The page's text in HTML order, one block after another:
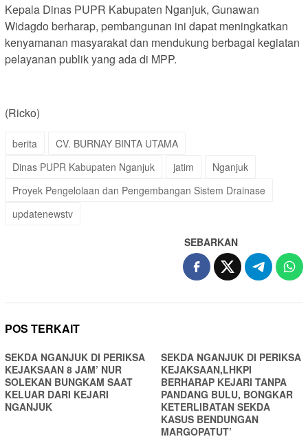
Kepala Dinas PUPR Kabupaten Nganjuk, Gunawan
Widagdo berharap, pembangunan ini dapat meningkatkan
kenyamanan masyarakat dan mendukung berbagai kegiatan
pelayanan publik yang ada di MPP.
(Ricko)
berita
CV. BURNAY BINTA UTAMA
Dinas PUPR Kabupaten Nganjuk
jatim
Nganjuk
Proyek Pengelolaan dan Pengembangan Sistem Drainase
updatenewstv
SEBARKAN
POS TERKAIT
SEKDA NGANJUK DI PERIKSA
KEJAKSAAN 8 JAM’ NUR
SOLEKAN BUNGKAM SAAT
KELUAR DARI KEJARI
NGANJUK
SEKDA NGANJUK DI PERIKSA
KEJAKSAAN,LHKPI
BERHARAP KEJARI TANPA
PANDANG BULU, BONGKAR
KETERLIBATAN SEKDA
KASUS BENDUNGAN
MARGOPATUT’